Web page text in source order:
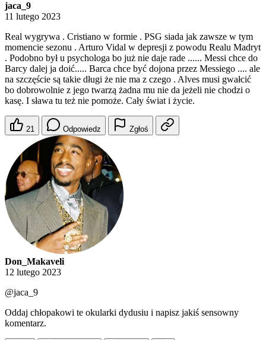
jaca_9
11 lutego 2023
Real wygrywa . Cristiano w formie . PSG siada jak zawsze w tym
momencie sezonu . Arturo Vidal w depresji z powodu Realu Madryt
. Podobno był u psychologa bo już nie daje rade ...... Messi chce do
Barcy dalej ja doić..... Barca chce być dojona przez Messiego .... ale
na szczęście są takie długi że nie ma z czego . Alves musi gwałcić
bo dobrowolnie z jego twarzą żadna mu nie da jeżeli nie chodzi o
kasę. I sława tu też nie pomoże. Cały świat i życie.
21 Odpowiedz Zgłoś
Don_Makaveli
12 lutego 2023
@jaca_9
Oddaj chłopakowi te okularki dydusiu i napisz jakiś sensowny
komentarz.